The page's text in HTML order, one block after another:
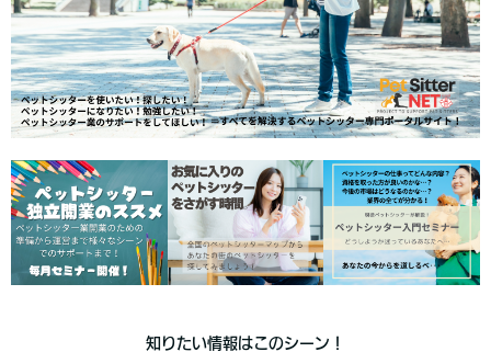
知りたい情報はこのシーン！